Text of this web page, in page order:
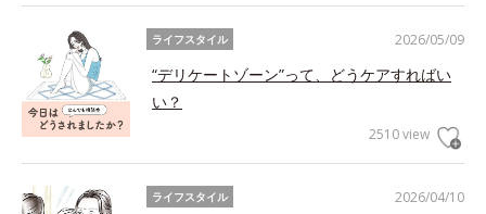
2026/05/09
ライフスタイル
“デリケートゾーン”って、どうケアすればい
い？
2510 view
2026/04/10
ライフスタイル